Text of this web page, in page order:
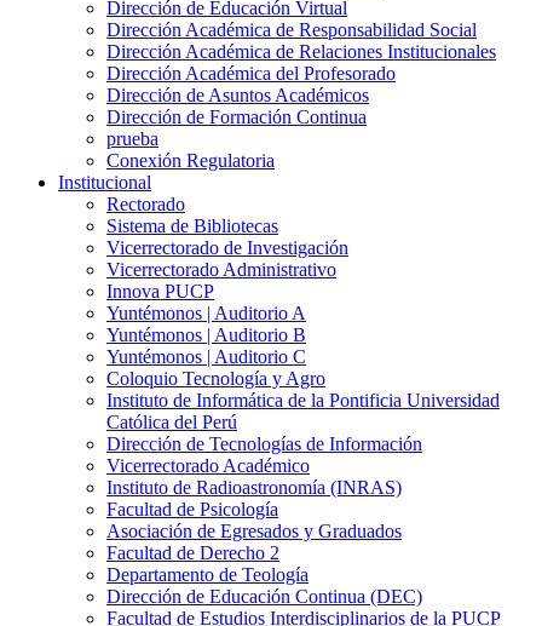
Dirección de Educación Virtual
Dirección Académica de Responsabilidad Social
Dirección Académica de Relaciones Institucionales
Dirección Académica del Profesorado
Dirección de Asuntos Académicos
Dirección de Formación Continua
prueba
Conexión Regulatoria
Institucional
Rectorado
Sistema de Bibliotecas
Vicerrectorado de Investigación
Vicerrectorado Administrativo
Innova PUCP
Yuntémonos | Auditorio A
Yuntémonos | Auditorio B
Yuntémonos | Auditorio C
Coloquio Tecnología y Agro
Instituto de Informática de la Pontificia Universidad
Católica del Perú
Dirección de Tecnologías de Información
Vicerrectorado Académico
Instituto de Radioastronomía (INRAS)
Facultad de Psicología
Asociación de Egresados y Graduados
Facultad de Derecho 2
Departamento de Teología
Dirección de Educación Continua (DEC)
Facultad de Estudios Interdisciplinarios de la PUCP